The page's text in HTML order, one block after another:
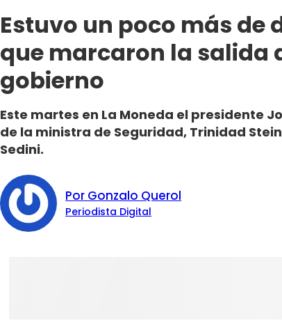
Estuvo un poco más de
que marcaron la salida
gobierno
Este martes en La Moneda el presidente
de la ministra de Seguridad, Trinidad
Sedini.
Por Gonzalo Querol
Periodista Digital